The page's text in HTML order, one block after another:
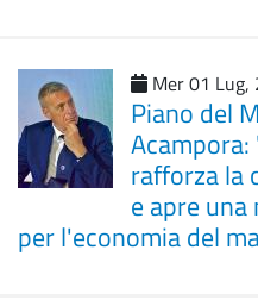
Mer 01 Lug,
Piano del
rafforza la
e apre
per l'economia del